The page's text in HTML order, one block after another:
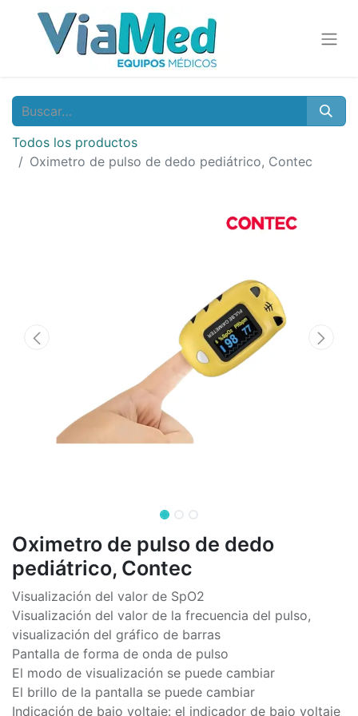
Todos los productos
Oximetro de pulso de dedo pediátrico, Contec
Oximetro de pulso de dedo
pediátrico, Contec
Visualización del valor de SpO2
Visualización del valor de la frecuencia del pulso,
visualización del gráfico de barras
Pantalla de forma de onda de pulso
El modo de visualización se puede cambiar
El brillo de la pantalla se puede cambiar
Indicación de bajo voltaje: el indicador de bajo voltaje